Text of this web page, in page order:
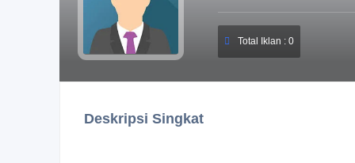
Total Iklan : 0
Deskripsi Singkat